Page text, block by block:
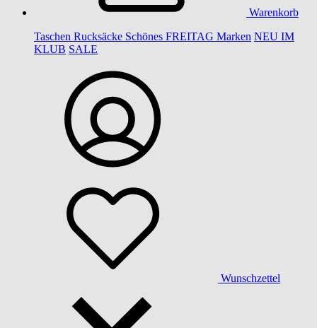
Warenkorb
Taschen Rucksäcke Schönes FREITAG Marken NEU IM
KLUB SALE
Wunschzettel